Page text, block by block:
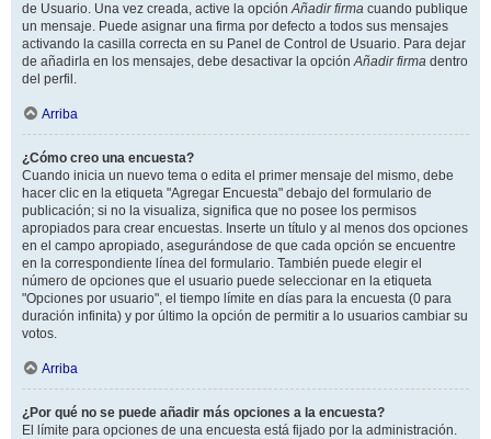
de Usuario. Una vez creada, active la opciónAñadir firma cuando publique
un mensaje. Puede asignar una firma por defecto a todos sus mensajes
activando la casilla correcta en su Panel de Control de Usuario. Para dejar
de añadirla en los mensajes, debe desactivar la opciónAñadir firma dentro
del perfil.
Arriba
¿Cómo creo una encuesta?
Cuando inicia un nuevo tema o edita el primer mensaje del mismo, debe
hacer clic en la etiqueta "Agregar Encuesta" debajo del formulario de
publicación; si no la visualiza, significa que no posee los permisos
apropiados para crear encuestas. Inserte un título y al menos dos opciones
en el campo apropiado, asegurándose de que cada opción se encuentre
en la correspondiente línea del formulario. También puede elegir el
número de opciones que el usuario puede seleccionar en la etiqueta
"Opciones por usuario", el tiempo límite en días para la encuesta (0 para
duración infinita) y por último la opción de permitir a lo usuarios cambiar su
votos.
Arriba
¿Por qué no se puede añadir más opciones a la encuesta?
El límite para opciones de una encuesta está fijado por la administración.